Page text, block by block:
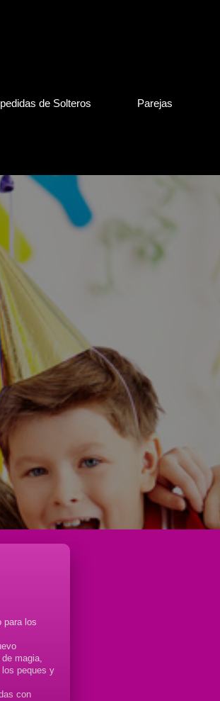
de Solteros Parejas
para los
magia,
peques y
con